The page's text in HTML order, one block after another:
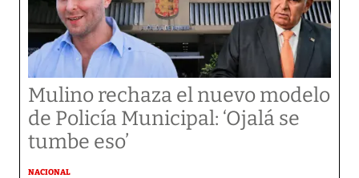
Mulino rechaza el nuevo modelo
de Policía Municipal: ‘Ojalá se
tumbe eso’
NACIONAL